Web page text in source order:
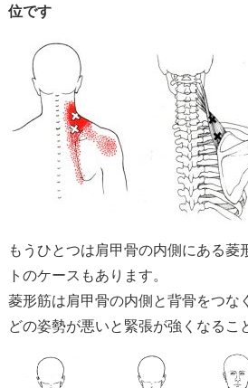
位です
もうひとつは肩甲骨の内側にある菱
トのケースもあります。
菱形筋は肩甲骨の内側と背骨をつな
どの姿勢が悪いと緊張が強くなるこ